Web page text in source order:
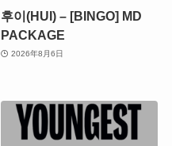
후이(HUI) – [BINGO] MD
PACKAGE
2026年8月6日